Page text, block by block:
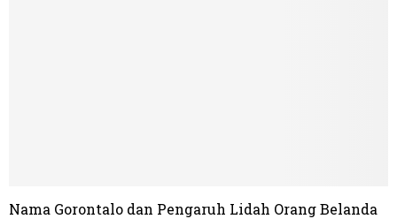
Nama Gorontalo dan Pengaruh Lidah Orang Belanda